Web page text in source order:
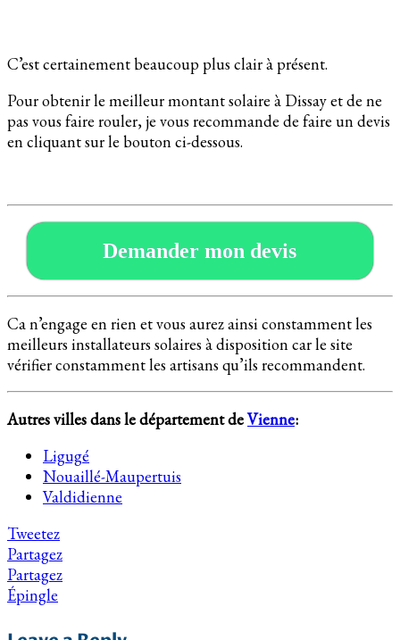
C’est certainement beaucoup plus clair à présent.
Pour obtenir le meilleur montant solaire à Dissay et de ne
pas vous faire rouler, je vous recommande de faire un devis
en cliquant sur le bouton ci-dessous.
Demander mon devis
Ca n’engage en rien et vous aurez ainsi constamment les
meilleurs installateurs solaires à disposition car le site
vérifier constamment les artisans qu’ils recommandent.
Autres villes dans le département deVienne:
Ligugé
Nouaillé-Maupertuis
Valdidienne
Tweetez
Partagez
Partagez
Épingle